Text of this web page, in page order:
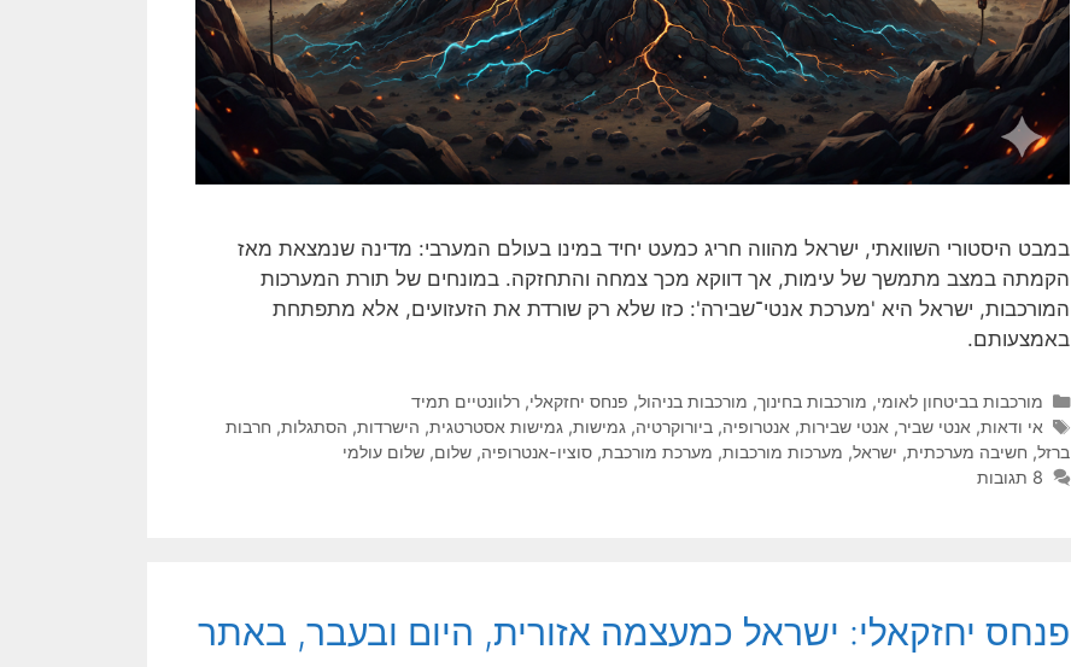
במבט היסטורי השוואתי, ישראל מהווה חריג כמעט יחיד במינו בעולם המערבי: מדינה שנמצאת מאז
הקמתה במצב מתמשך של עימות, אך דווקא מכך צמחה והתחזקה. במונחים של תורת המערכות
המורכבות, ישראל היא 'מערכת אנטי־שבירה': כזו שלא רק שורדת את הזעזועים, אלא מתפתחת
באמצעותם.
קטגוריות
מורכבות בביטחון לאומי, מורכבות בחינוך, מורכבות בניהול, פנחס יחזקאלי, רלוונטיים תמיד
תגיות
אי ודאות, אנטי שביר, אנטי שבירות, אנטרופיה, ביורוקרטיה, גמישות, גמישות אסטרטגית, הישרדות, הסתגלות, חרבות
ברזל, חשיבה מערכתית, ישראל, מערכות מורכבות, מערכת מורכבת, סוציו-אנטרופיה, שלום, שלום עולמי
8 תגובות
פנחס יחזקאלי: ישראל כמעצמה אזורית, היום ובעבר, באתר